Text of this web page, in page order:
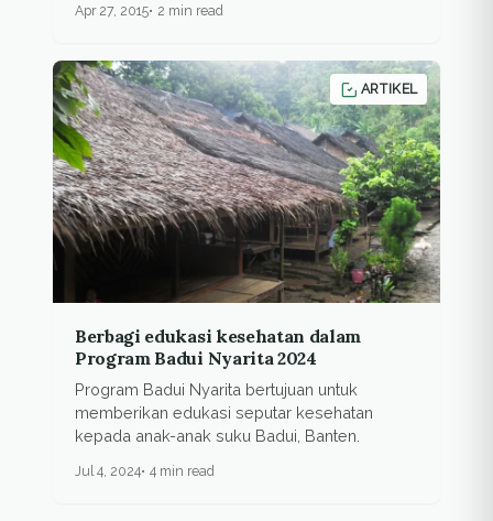
Apr 27, 2015 2 min read
ARTIKEL
Berbagi edukasi kesehatan dalam
Program Badui Nyarita 2024
Program Badui Nyarita bertujuan untuk
memberikan edukasi seputar kesehatan
kepada anak-anak suku Badui, Banten.
Jul 4, 2024 4 min read